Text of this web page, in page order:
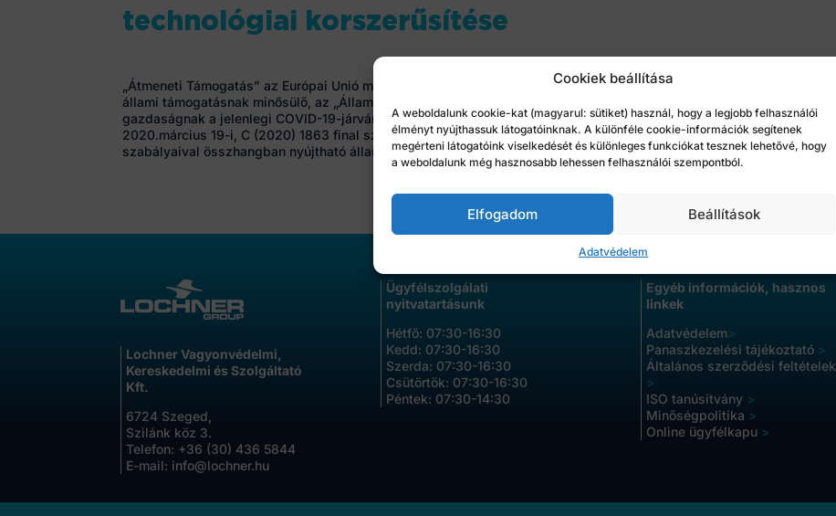
Cookiek beállítása
A weboldalunk cookie-kat (magyarul: sütiket) használ, hogy a legjobb felhasználói
élményt nyújthassuk látogatóinknak. A különféle cookie-információk segítenek
megérteni látogatóink viselkedését és különleges funkciókat tesznek lehetővé, hogy
a weboldalunk még hasznosabb lehessen felhasználói szempontból.
Elfogadom Beállítások
Adatvédelem
technológiai korszerűsítése
„Átmeneti Támogatás” az Európai Unió működéséről szóló Szerződés 107.cikk (1) bekezdése szerinti
állami támogatásnak minősülő, az „Állami támogatási intézkedésekre vonatkozó ideiglenes keret a
gazdaságnak a jelenlegi COVID-19-járvánnyal összefüggésben való támogatása céljából” című,
2020.március 19-i, C (2020) 1863 final számú európai bizottsági közlemény 3.1.szakaszának
szabályaival összhangban nyújtható állami támogatás
Lochner Vagyonvédelmi,
Kereskedelmi és Szolgáltató
Kft.
6724 Szeged,
Szilánk köz 3.
Telefon: +36 (30) 436 5844
E-mail: info@lochner.hu
Ügyfélszolgálati
nyitvatartásunk
Hétfő: 07:30-16:30
Kedd: 07:30-16:30
Szerda: 07:30-16:30
Csütörtök: 07:30-16:30
Péntek: 07:30-14:30
Egyéb információk, hasznos
linkek
Adatvédelem>
Panaszkezelési tájékoztató >
Általános szerződési feltételek
>
ISO tanúsítvány >
Minőségpolitika >
Online ügyfélkapu >